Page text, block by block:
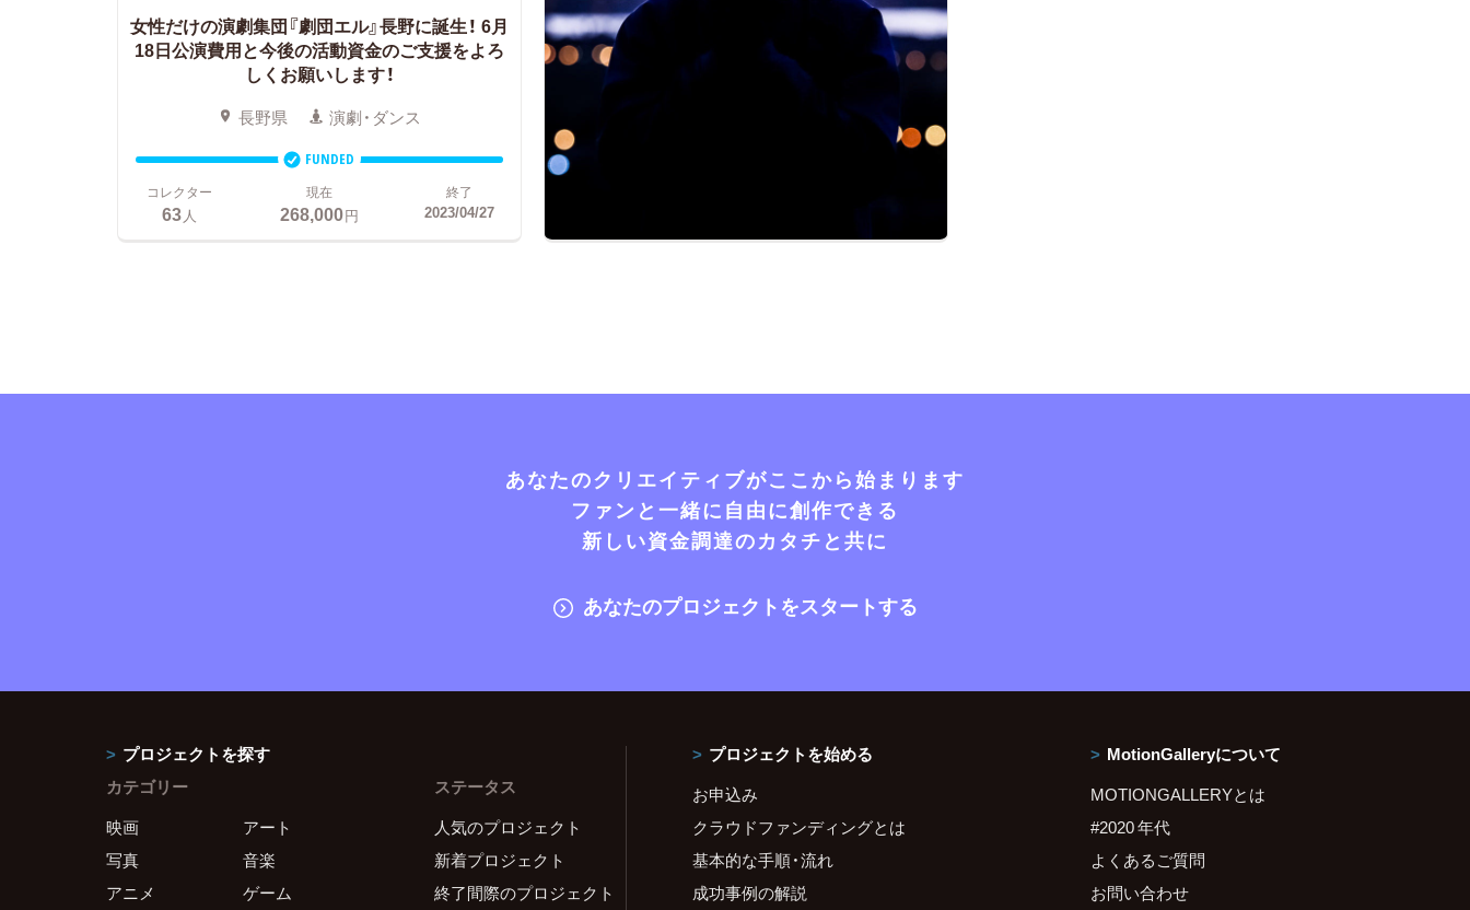
女性だけの演劇集団『劇団エル』長野に誕生！ 6月
18日公演費用と今後の活動資金のご支援をよろ
しくお願いします！
長野県 演劇・ダンス
FUNDED
コレクター
63人
現在
268,000円
終了
2023/04/27
あなたのクリエイティブがここから始まります
ファンと一緒に自由に創作できる
新しい資金調達のカタチと共に
あなたのプロジェクトをスタートする
プロジェクトを探す
カテゴリー
映画
アート
写真
音楽
アニメ
ゲーム
ステータス
人気のプロジェクト
新着プロジェクト
終了間際のプロジェクト
プロジェクトを始める
お申込み
クラウドファンディングとは
基本的な手順・流れ
成功事例の解説
MotionGalleryについて
MOTIONGALLERYとは
#2020 年代
よくあるご質問
お問い合わせ